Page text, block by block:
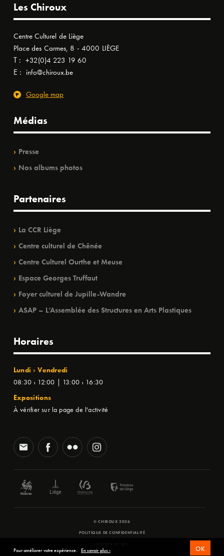
Les Chiroux
Centre Culturel de Liège
Place des Carmes, 8 - 4000 LIÈGE
T : +32(0)4 223 19 60
E : info@chiroux.be
Google map
Médias
Presse
Nos albums photos
Partenaires
La CCR Liège
Centre culturel de Chênée
Centre Culturel Ourthe et Meuse
Espace Georges Truffaut
Foyer culturel de Jupille-Wandre
ASAP – L’Assemblée des Structures en Arts Plastiques
Horaires
Lundi › Vendredi
08:30 › 12:00 | 13:00 › 16:30
Expositions
À vérifier sur la page de l'activité
© CHIROUX 2026
POLITIQUE DE CONFIDENTIALITÉ
Pour améliorer votre expérience. En savoir plus › OK